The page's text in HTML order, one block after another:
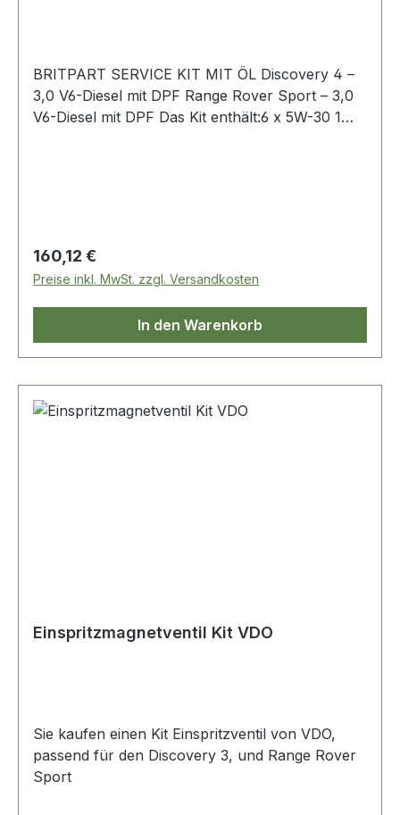
BRITPART SERVICE KIT MIT ÖL Discovery 4 –
3,0 V6-Diesel mit DPF Range Rover Sport – 3,0
V6-Diesel mit DPF Das Kit enthält:6 x 5W-30 1
Regulärer Preis:
160,12 €
Preise inkl. MwSt. zzgl. Versandkosten
In den Warenkorb
Einspritzmagnetventil Kit VDO
Sie kaufen einen Kit Einspritzventil von VDO,
passend für den Discovery 3, und Range Rover
Sport